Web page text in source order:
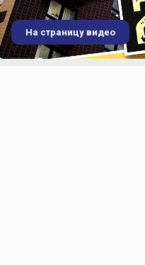
На страницу видео